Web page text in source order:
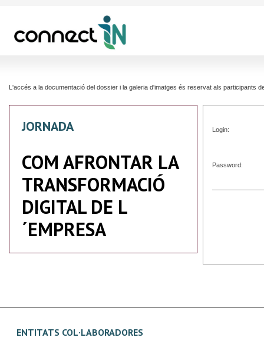
L'accés a la documentació del dossier i la galeria d'imatges és reservat als participants
JORNADA
COM AFRONTAR LA
TRANSFORMACIÓ
DIGITAL DE L
´EMPRESA
Login:
Password:
ENTITATS COL·LABORADORES